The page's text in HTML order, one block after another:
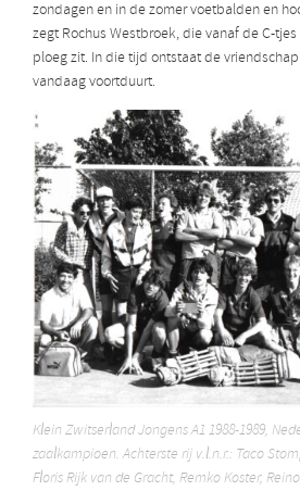
zondagen en in de zomer voetbalden en
zegt Rochus Westbroek, die vanaf de C-
ploeg zit. In die tijd ontstaat de
vandaag voortduurt.
Klein Zwitserland Jongens A1 1988-1989,
zaalkampioen. Achterste rij v.l.n.r.: Taco
Floris Rijk van de Gracht, Remko Koster,